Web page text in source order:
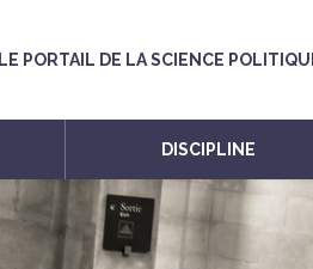
LE PORTAIL DE LA SCIENCE
DISCIPLINE